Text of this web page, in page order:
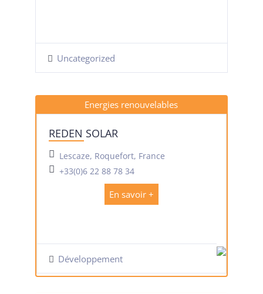
Uncategorized
Energies renouvelables
REDEN SOLAR
Lescaze, Roquefort, France
+33(0)6 22 88 78 34
En savoir +
Développement